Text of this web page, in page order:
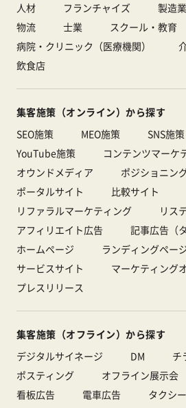
人材
フランチャイズ 製造業
物流
士業
スクール・教育
病院・クリニック（医療機関）
飲食店
集客施策（オンライン）から探す
SEO施策
MEO施策 SNS施策
YouTube施策
コンテンツマーケ
オウンドメディア
ポジショニン
ポータルサイト
比較サイト
リファラルマーケティング
リス
アフィリエイト広告
記事広告（
ホームページ
ランディングペー
サービスサイト
マーケティング
プレスリリース
集客施策（オフライン）から探す
デジタルサイネージ
DM
チ
ポスティング
オフライン展示会
看板広告
電車広告
タクシ